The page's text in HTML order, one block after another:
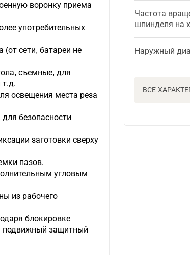
Частота
шпинделя на
Наружный
ВСЕ
воронку приема
употребительных
сети, батареи не
съемные, для
т.д.
освещения места реза
безопасности
заготовки сверху
пазов.
угловым
из рабочего
блокировке
подвижный защитный